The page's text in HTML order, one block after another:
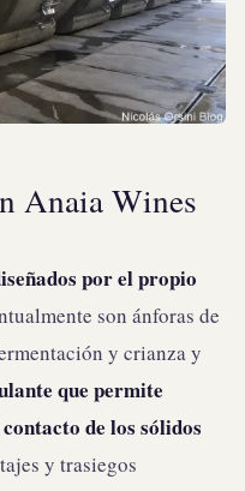
Anaia Wines
por el propio
son ánforas de
y crianza y
que permite
de los sólidos
y trasiegos